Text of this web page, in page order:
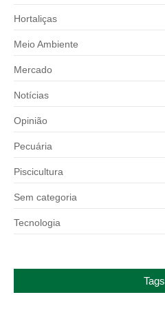
Hortaliças
Meio Ambiente
Mercado
Notícias
Opinião
Pecuária
Piscicultura
Sem categoria
Tecnologia
Tags